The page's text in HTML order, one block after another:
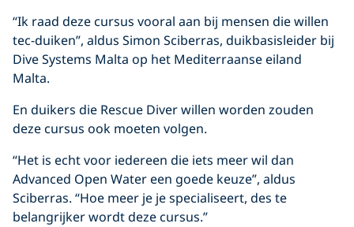
“Ik raad deze cursus vooral aan bij mensen die willen
tec-duiken”, aldus Simon Sciberras, duikbasisleider bij
Dive Systems Malta op het Mediterraanse eiland
Malta.
En duikers die Rescue Diver willen worden zouden
deze cursus ook moeten volgen.
“Het is echt voor iedereen die iets meer wil dan
Advanced Open Water een goede keuze”, aldus
Sciberras. “Hoe meer je je specialiseert, des te
belangrijker wordt deze cursus.”